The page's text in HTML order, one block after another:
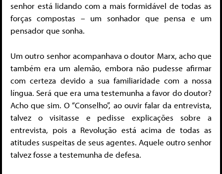
senhor está lidando com a mais formidável de todas as
forças compostas – um sonhador que pensa e um
pensador que sonha.
Um outro senhor acompanhava o doutor Marx, acho que
também era um alemão, embora não pudesse afirmar
com certeza devido a sua familiaridade com a nossa
língua. Será que era uma testemunha a favor do doutor?
Acho que sim. O “Conselho”, ao ouvir falar da entrevista,
talvez o visitasse e pedisse explicações sobre a
entrevista, pois a Revolução está acima de todas as
atitudes suspeitas de seus agentes. Aquele outro senhor
talvez fosse a testemunha de defesa.